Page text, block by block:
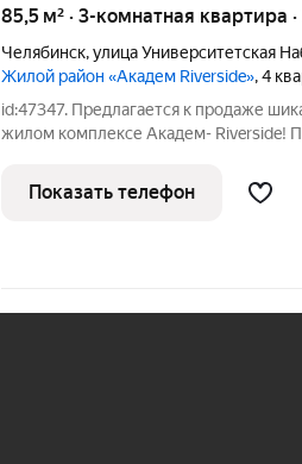
85,5 м² · 3-комнатная квартира
Челябинск,улица Университетская
Жилой район «Академ Riverside», 4
id:47347. Предлагается к продаже
жилом комплексе Академ- Riverside!
вечно живого города,а с другой -
лес и
Показать телефон